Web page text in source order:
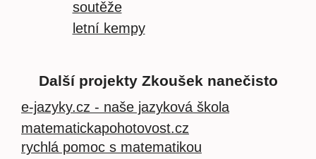
soutěže
letní kempy
Další projekty Zkoušek nanečisto
e-jazyky.cz - naše jazyková škola
matematickapohotovost.cz
rychlá pomoc s matematikou